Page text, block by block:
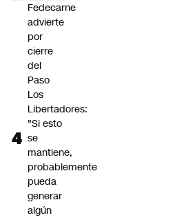
Fedecarne
advierte
por
cierre
del
Paso
Los
Libertadores:
"Si esto
se
mantiene,
probablemente
pueda
generar
algún